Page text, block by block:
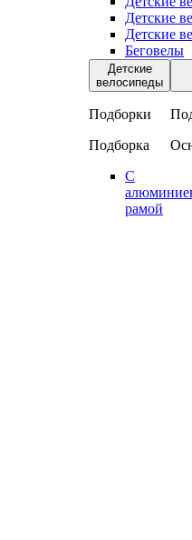
Детские
Детские
Беговелы
Детские
велосипеды
Подборки
Подборка
С
рамой